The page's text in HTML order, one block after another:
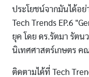
ประโยชน์จากมันได้อย่
Tech Trends EP.6
ยุค โดย ดร.รัตมา รัตน
นิเทศศาสตร์เกษตร ค
ติดตามได้ที่ Tech